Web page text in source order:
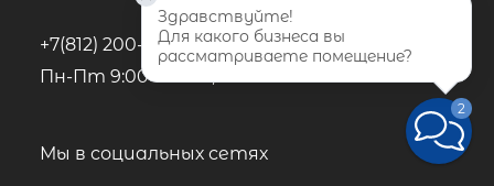
+7(812) 200-4000
Пн-Пт 9:00 - 22:00, Сб-Вс 10:00-20:00
Мы в социальных сетях
2
Здравствуйте!
Для какого бизнеса вы
рассматриваете помещение?